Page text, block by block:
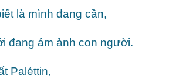
là mình đang cần,
đang ám ảnh con người.
Paléttin,